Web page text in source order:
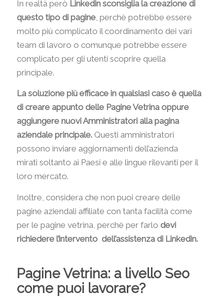
In realtà però Linkedin sconsiglia la creazione di
questo tipo di pagine, perchè potrebbe essere
molto più complicato il coordinamento dei vari
team di lavoro o comunque potrebbe essere
complicato per gli utenti scoprire quella
principale.
La soluzione più efficace in qualsiasi caso è quella
di creare appunto delle Pagine Vetrina oppure
aggiungere nuovi Amministratori alla pagina
aziendale principale.Questi amministratori
possono inviare aggiornamenti dell’azienda
mirati soltanto ai Paesi e alle lingue rilevanti per il
loro mercato.
Inoltre, considera che non puoi creare delle
pagine aziendali affiliate con tanta facilità come
per le pagine vetrina, perchè per farlo devi
richiedere l’intervento dell’assistenza di Linkedin.
Pagine Vetrina: a livello Seo
come puoi lavorare?